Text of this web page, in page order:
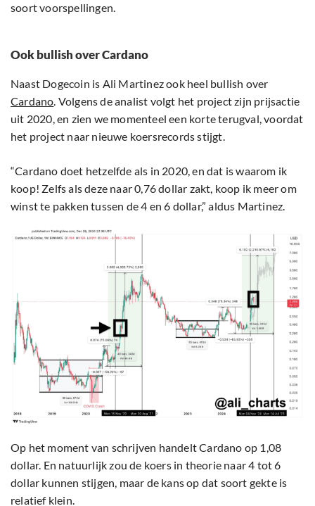
soort voorspellingen.
Ook bullish over Cardano
Naast Dogecoin is Ali Martinez ook heel bullish over
Cardano. Volgens de analist volgt het project zijn prijsactie
uit 2020, en zien we momenteel een korte terugval, voordat
het project naar nieuwe koersrecords stijgt.
“Cardano doet hetzelfde als in 2020, en dat is waarom ik
koop! Zelfs als deze naar 0,76 dollar zakt, koop ik meer om
winst te pakken tussen de 4 en 6 dollar,” aldus Martinez.
Op het moment van schrijven handelt Cardano op 1,08
dollar. En natuurlijk zou de koers in theorie naar 4 tot 6
dollar kunnen stijgen, maar de kans op dat soort gekte is
relatief klein.